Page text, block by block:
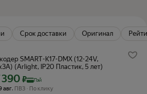
Срок доставки Оригинал
SMART-K17-DMX (12-24V,
(Arlight, IP20 Пластик, 5 лет)
с картой Яндекс Пэй 17390 ₽ вместо
390 ₽ Пэй
авг, ПВЗ
По клику